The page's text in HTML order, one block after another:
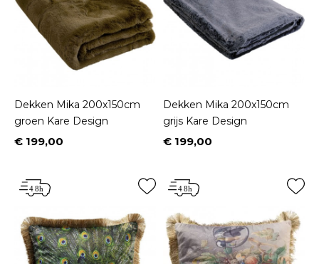
Dekken Mika 200x150cm
groen Kare Design
Prijs
€ 199,00
Dekken Mika 200x150cm
grijs Kare Design
Prijs
€ 199,00